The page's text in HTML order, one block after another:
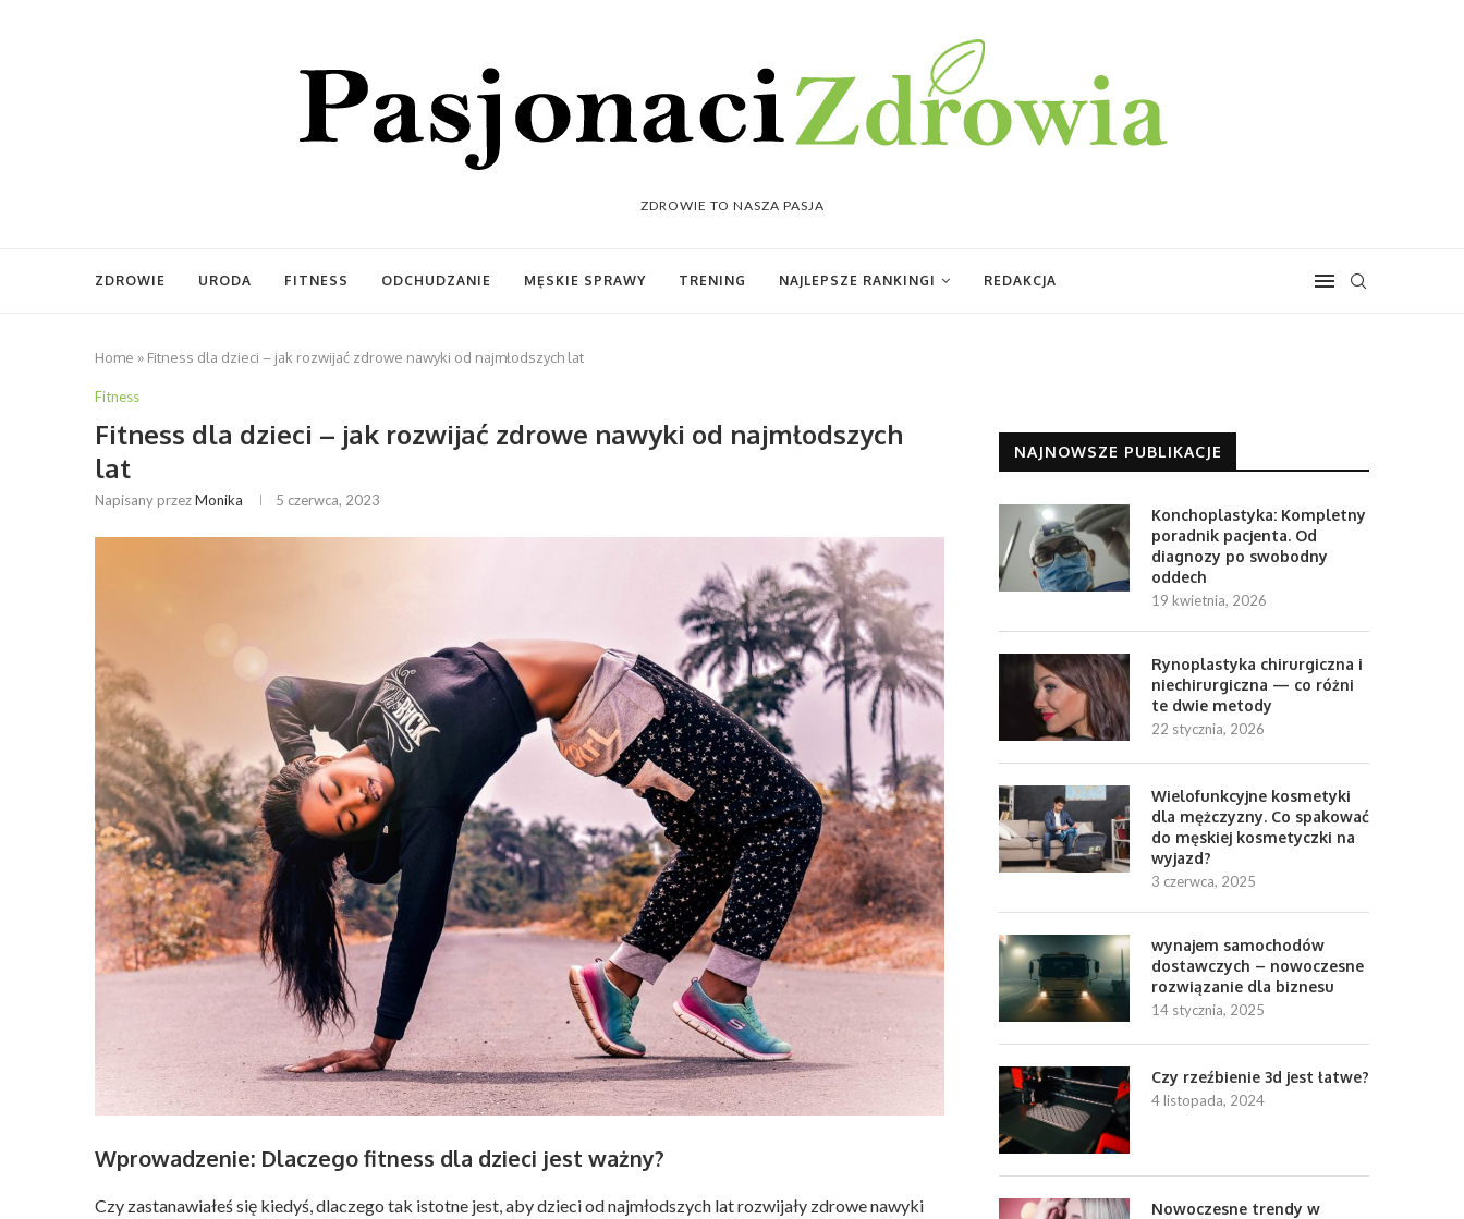
ZDROWIE TO NASZA PASJA
ZDROWIE URODA FITNESS ODCHUDZANIE MĘSKIE SPRAWY TRENING NAJLEPSZE RANKINGI REDAKCJA
Home » Fitness dla dzieci – jak rozwijać zdrowe nawyki od najmłodszych lat
Fitness
Fitness dla dzieci – jak rozwijać zdrowe nawyki od najmłodszych
lat
Napisany przezMonika 5 czerwca, 2023
Wprowadzenie: Dlaczego fitness dla dzieci jest ważny?
Czy zastanawiałeś się kiedyś, dlaczego tak istotne jest, aby dzieci od najmłodszych lat rozwijały zdrowe nawyki
NAJNOWSZE PUBLIKACJE
Konchoplastyka: Kompletny
poradnik pacjenta. Od
diagnozy po swobodny
oddech
19 kwietnia, 2026
Rynoplastyka chirurgiczna i
niechirurgiczna — co różni
te dwie metody
22 stycznia, 2026
Wielofunkcyjne kosmetyki
dla mężczyzny. Co spakować
do męskiej kosmetyczki na
wyjazd?
3 czerwca, 2025
wynajem samochodów
dostawczych – nowoczesne
rozwiązanie dla biznesu
14 stycznia, 2025
Czy rzeźbienie 3d jest łatwe?
4 listopada, 2024
Nowoczesne trendy w